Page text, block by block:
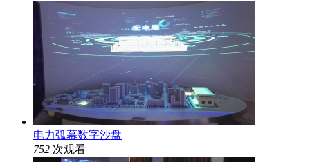
电力弧幕数字沙盘
752 次观看